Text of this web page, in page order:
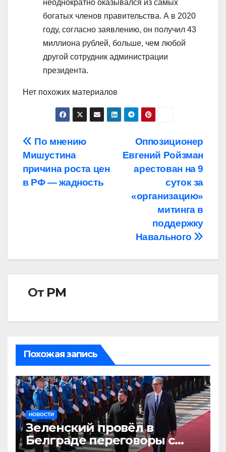
неоднократно оказывался из самых
богатых членов правительства. А в 2020
году, согласно заявлению, он получил 43
миллиона рублей, больше, чем любой
другой сотрудник администрации
президента.
Нет похожих материалов
Навигация
по
записям
Оппозиционер
Евгений Ройзман
арестован на 9
суток за
«организацию»
митинга в
поддержку
Навального
По мнению
Мишустина
причина роста цен
в РФ — жадность
От РМ
Похожая запись
НОВОСТИ
Зеленский провёл в
Белграде переговоры с